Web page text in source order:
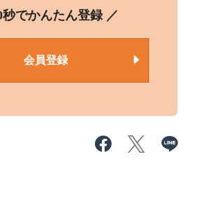
秒でかんたん登録 ／
会員登録